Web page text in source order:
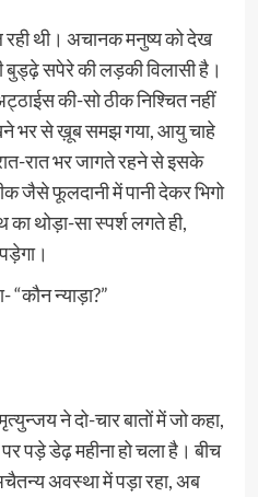
रही थी। अचानक मनुष्य को देख
सपेरे की लड़की विलासी है।
की-सो ठीक निश्चित नहीं
भर से ख़ूब समझ गया, आयु चाहे
रात भर जागते रहने से इसके
जैसे फूलदानी में पानी देकर भिगो
थोड़ा-सा स्पर्श लगते ही,
न्याड़ा?”
ने दो-चार बातों में जो कहा,
पड़े डेढ़ महीना हो चला है। बीच
अवस्था में पड़ा रहा, अब